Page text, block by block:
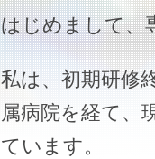
はじめまして、
私は、初期研修
属病院を経て、
ています。